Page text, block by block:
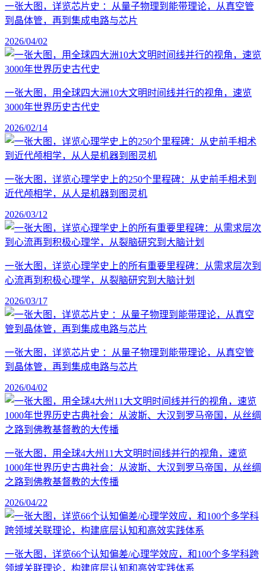
一张大图，详览芯片史 ：从量子物理到能带理论，从真空管
到晶体管，再到集成电路与芯片
2026/04/02
一张大图，用全球四大洲10大文明时间线并行的视角，速览
3000年世界历史古代史
2026/02/14
一张大图，详览心理学史上的250个里程碑：从史前手相术到
近代颅相学，从人是机器到图灵机
2026/03/12
一张大图，详览心理学史上的所有重要里程碑：从需求层次到
心流再到积极心理学，从裂脑研究到大脑计划
2026/03/17
一张大图，详览芯片史 ：从量子物理到能带理论，从真空管
到晶体管，再到集成电路与芯片
2026/04/02
一张大图，用全球4大州11大文明时间线并行的视角，速览
1000年世界历史古典社会：从波斯、大汉到罗马帝国，从丝绸
之路到佛教基督教的大传播
2026/04/22
一张大图，详览66个认知偏差/心理学效应，和100个多学科跨
领域关联理论，构建底层认知和高效实践体系